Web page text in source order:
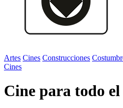
Artes Cines Construcciones
Cines
Cine para todo